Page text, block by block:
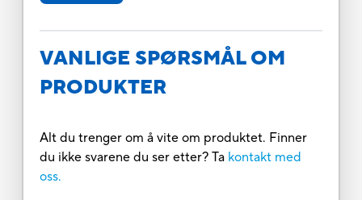
VANLIGE SPØRSMÅL OM
PRODUKTER
Alt du trenger om å vite om produktet. Finner
du ikke svarene du ser etter? Ta kontakt med
oss.